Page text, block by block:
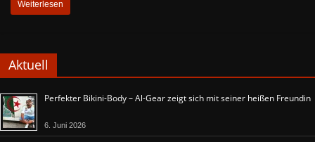
Weiterlesen
Aktuell
Perfekter Bikini-Body – Al-Gear zeigt sich mit seiner heißen Freundin
6. Juni 2026